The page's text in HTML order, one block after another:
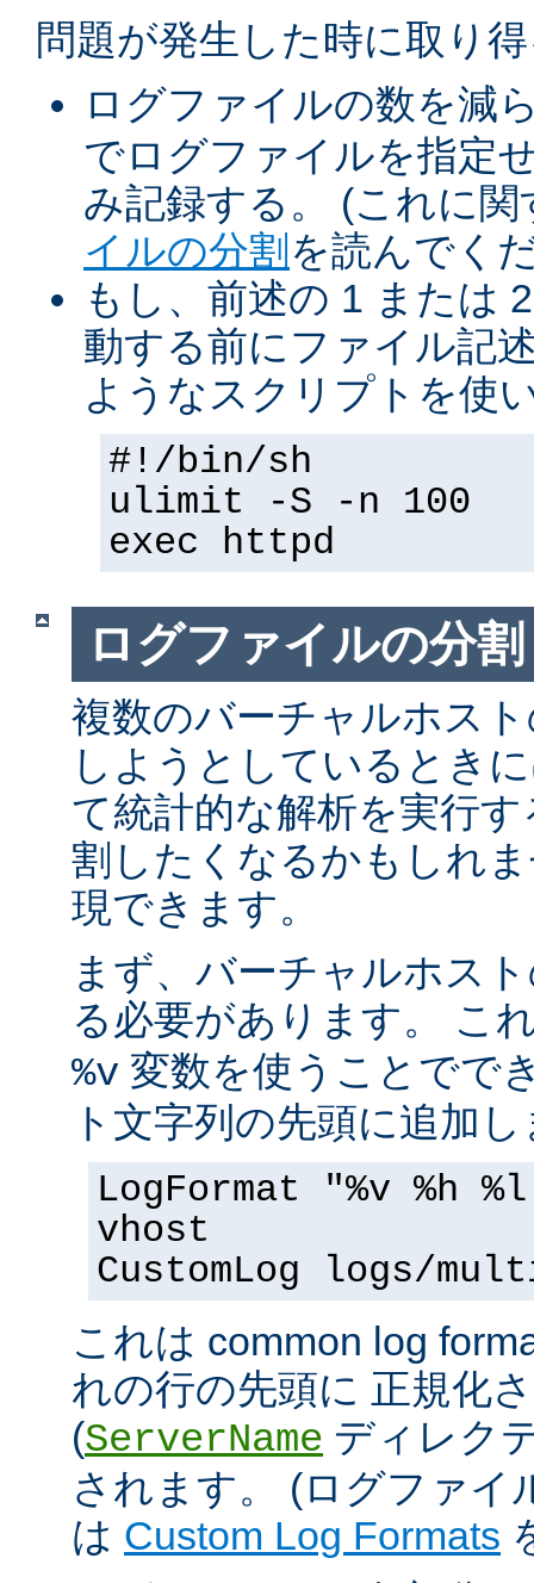
問題が発生した時に取り
ログファイルの数を減
でログファイルを指定
み記録する。 (これに
イルの分割 を読んでく
もし、前述の 1 または
動する前にファイル記
ようなスクリプトを使
#!/bin/sh
ulimit -S -n 100
exec httpd
ログファイルの分割
複数のバーチャルホス
しようとしているとき
て統計的な解析を実行
割したくなるかもしれ
現できます。
まず、バーチャルホス
る必要があります。 こ
%v 変数を使うことでで
ト文字列の先頭に追加
LogFormat "%v %h
vhost
CustomLog logs/
これは common log
れの行の先頭に 正規化
(ServerName ディレク
されます。 (ログファイ
は Custom Log Formats